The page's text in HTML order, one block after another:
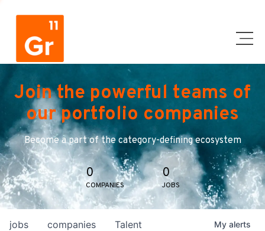
Join the powerful teams of
our portfolio companies
Become a part of the category-defining ecosystem
0
COMPANIES
0
JOBS
jobs companies Talent My alerts